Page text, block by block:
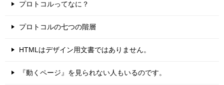
プロトコルってなに？
プロトコルの七つの階層
HTMLはデザイン用文書ではありません。
『動くページ』を見られない人もいるのです。